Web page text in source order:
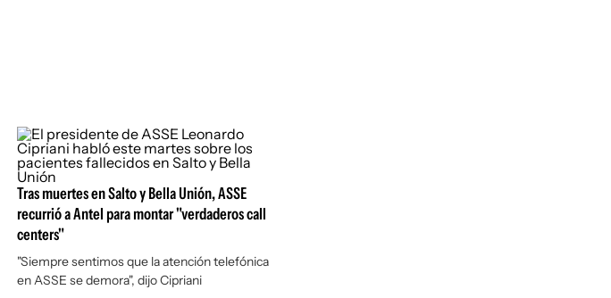
Tras muertes en Salto y Bella Unión, ASSE
recurrió a Antel para montar "verdaderos call
centers"
"Siempre sentimos que la atención telefónica
en ASSE se demora", dijo Cipriani